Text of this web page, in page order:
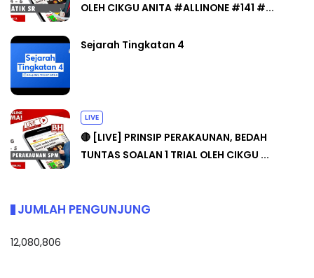
OLEH CIKGU ANITA #ALLINONE #141 #...
Sejarah Tingkatan 4
LIVE
🔴 [LIVE] PRINSIP PERAKAUNAN, BEDAH
TUNTAS SOALAN 1 TRIAL OLEH CIKGU ...
JUMLAH PENGUNJUNG
12,080,806